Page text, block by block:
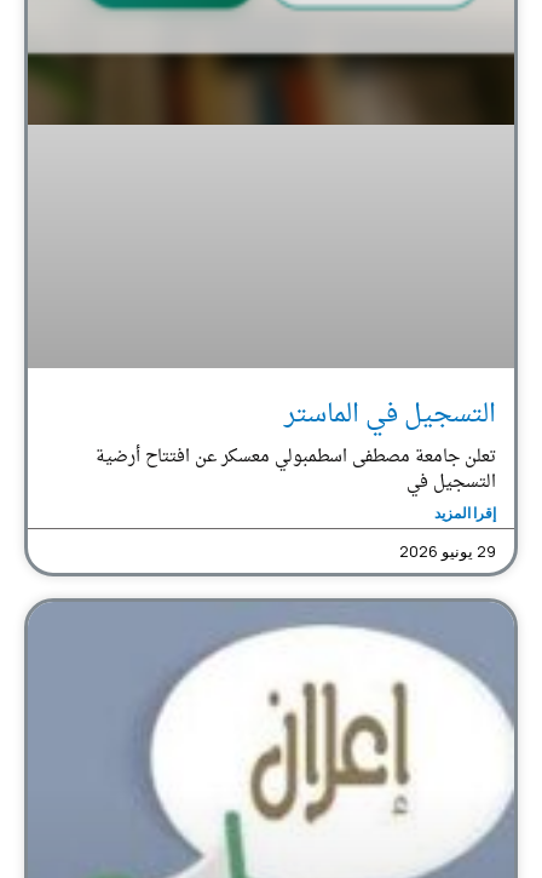
التسجيل في الماستر
تعلن جامعة مصطفى اسطمبولي معسكر عن افتتاح أرضية
التسجيل في
إقرا المزيد
29 يونيو 2026